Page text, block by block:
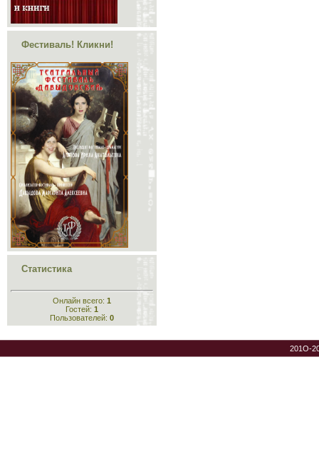
Фестиваль! Кликни!
Статистика
Онлайн всего: 1
Гостей: 1
Пользователей: 0
201O-